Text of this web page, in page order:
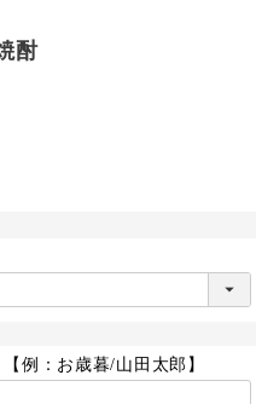
酎
例：お歳暮/山田太郎】